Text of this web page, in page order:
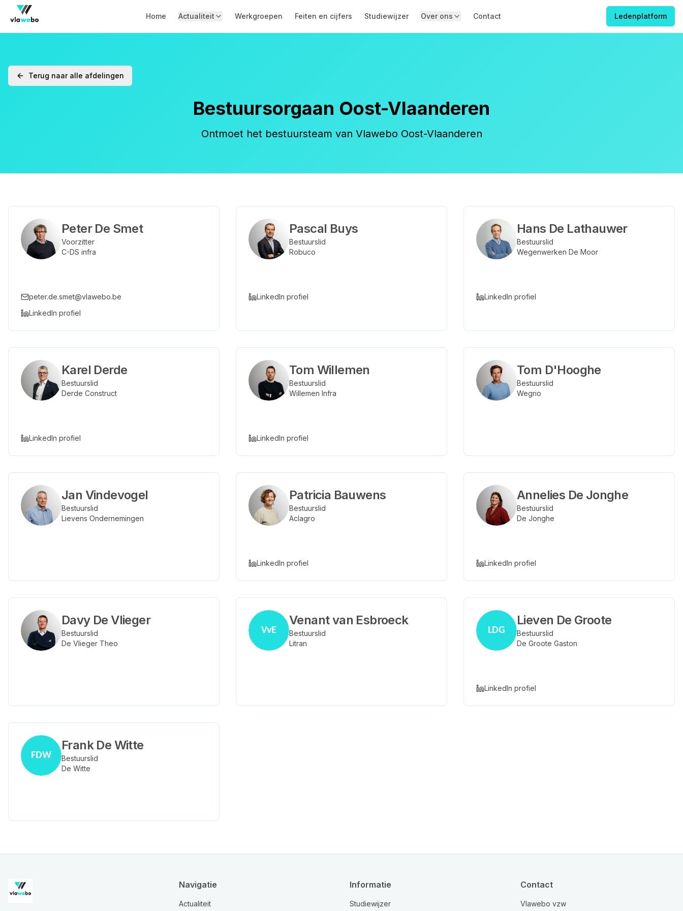
Home Actualiteit Werkgroepen Feiten en cijfers Studiewijzer Over ons Contact Ledenplatform
Terug naar alle afdelingen
Bestuursorgaan Oost-Vlaanderen
Ontmoet het bestuursteam van Vlawebo Oost-Vlaanderen
Peter De Smet
Voorzitter
C-DS infra
peter.de.smet@vlawebo.be
LinkedIn profiel
Pascal Buys
Bestuurslid
Robuco
LinkedIn profiel
Hans De Lathauwer
Bestuurslid
Wegenwerken De Moor
LinkedIn profiel
Karel Derde
Bestuurslid
Derde Construct
LinkedIn profiel
Tom Willemen
Bestuurslid
Willemen Infra
LinkedIn profiel
Tom D'Hooghe
Bestuurslid
Wegrio
Jan Vindevogel
Bestuurslid
Lievens Ondernemingen
Patricia Bauwens
Bestuurslid
Aclagro
LinkedIn profiel
Annelies De Jonghe
Bestuurslid
De Jonghe
LinkedIn profiel
Davy De Vlieger
Bestuurslid
De Vlieger Theo
VvE
Venant van Esbroeck
Bestuurslid
Litran
LDG
Lieven De Groote
Bestuurslid
De Groote Gaston
LinkedIn profiel
FDW
Frank De Witte
Bestuurslid
De Witte
Navigatie
Actualiteit
Informatie
Studiewijzer
Contact
Vlawebo vzw